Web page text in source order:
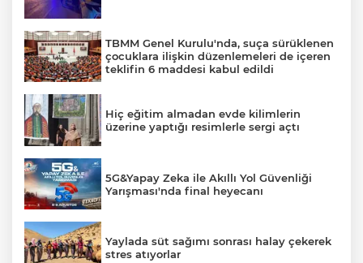
TBMM Genel Kurulu'nda, suça sürüklenen
çocuklara ilişkin düzenlemeleri de içeren
teklifin 6 maddesi kabul edildi
Hiç eğitim almadan evde kilimlerin
üzerine yaptığı resimlerle sergi açtı
5G&Yapay Zeka ile Akıllı Yol Güvenliği
Yarışması'nda final heyecanı
Yaylada süt sağımı sonrası halay çekerek
stres atıyorlar